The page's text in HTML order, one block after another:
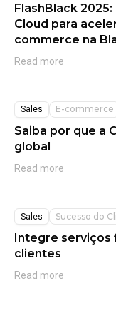
FlashBlack
Cloud para
commerce na
Read more
Sales E-commerce
Saiba por que a
global
Read more
Sales Sucesso do
Integre serviços
clientes
Read more